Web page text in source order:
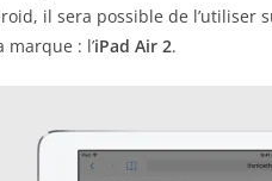
il sera possible de
: l’iPad Air 2.